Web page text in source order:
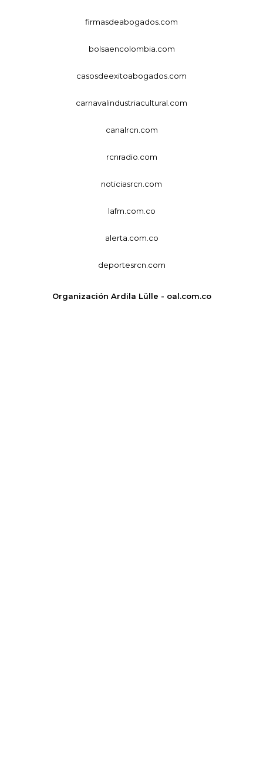
firmasdeabogados.com
bolsaencolombia.com
casosdeexitoabogados.com
carnavalindustriacultural.com
canalrcn.com
rcnradio.com
noticiasrcn.com
lafm.com.co
alerta.com.co
deportesrcn.com
Organización Ardila Lülle - oal.com.co